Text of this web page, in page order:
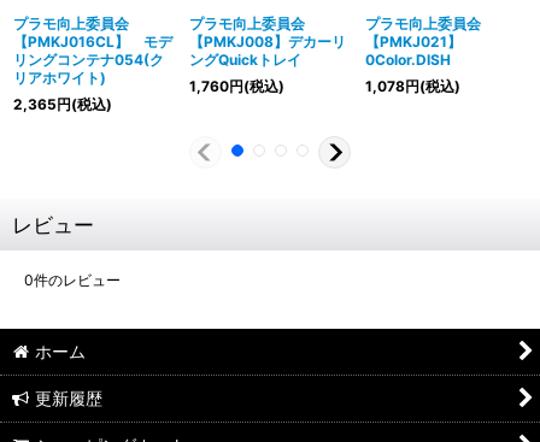
プラモ向上委員会
【PMKJ016CL】 モデ
リングコンテナ054(ク
リアホワイト)
2,365円(税込)
プラモ向上委員会
【PMKJ008】デカーリ
ングQuickトレイ
1,760円(税込)
プラモ向上委員会
【PMKJ021】
0Color.DISH
1,078円(税込)
レビュー
0件のレビュー
ホーム
更新履歴